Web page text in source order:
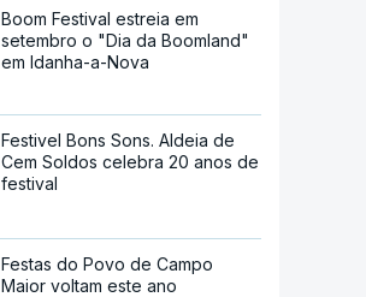
Boom Festival estreia em
setembro o "Dia da Boomland"
em Idanha-a-Nova
Festivel Bons Sons. Aldeia de
Cem Soldos celebra 20 anos de
festival
Festas do Povo de Campo
Maior voltam este ano